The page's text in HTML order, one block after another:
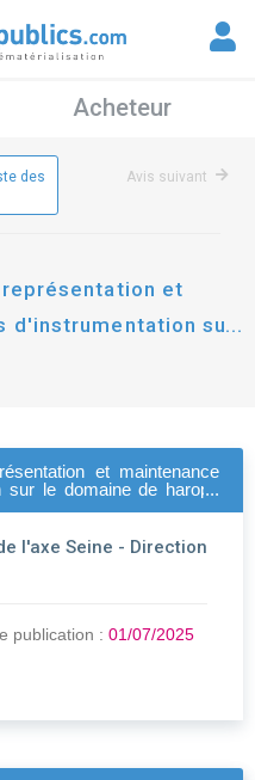
Acheteur
des
Avis suivant
et
d'instrumentation sur
et maintenance
sur le domaine de haropa
l'axe Seine - Direction
publication : 01/07/2025